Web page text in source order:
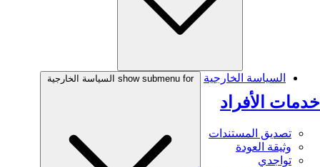
خدمات الأفراد
تصديق المستندات
وثيقة العودة
تواجدي
السياسة الخارجية show submenu for السياسة الخارجية